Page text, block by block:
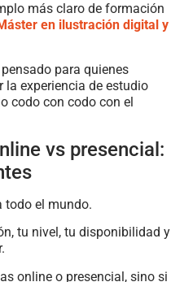
más claro de formación
en ilustración digital y
para quienes
la experiencia de estudio
codo con codo con el
vs presencial:
todo el mundo.
tu nivel, tu disponibilidad y
online o presencial, sino si